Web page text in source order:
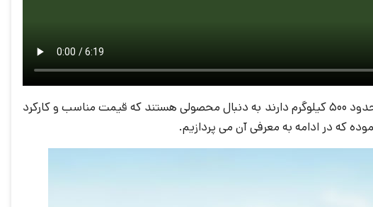
که دارای درب پارکینگ استاندارد هستند که عرض آن بیش ار 5 متر نیست و وزنی در حدود 500 کیلوگرم دارند به دنبال محصولی هستند که قیمت مناسب و کارکرد
که در ادامه به معرفی آن می پردازیم.